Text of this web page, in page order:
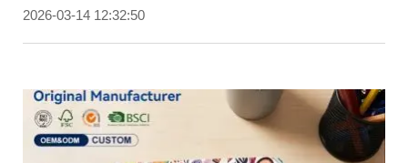
Özelleştirilmiş Çözümler
Bize Ulaşın
2026-03-14 12:32:50